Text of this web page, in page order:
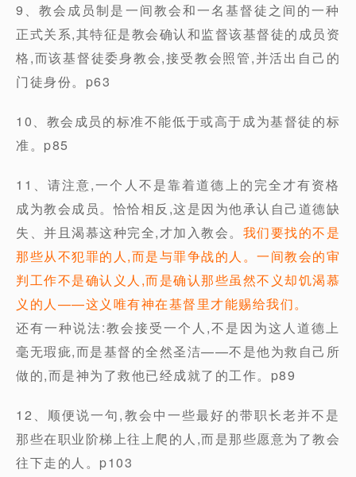
9、教会成员制是一间教会和一名基督徒之间的一种
正式关系,其特征是教会确认和监督该基督徒的成员资
格,而该基督徒委身教会,接受教会照管,并活出自己的
门徒身份。p63
10、教会成员的标准不能低于或高于成为基督徒的标
准。p85
11、请注意,一个人不是靠着道德上的完全才有资格
成为教会成员。恰恰相反,这是因为他承认自己道德缺
失、并且渴慕这种完全,才加入教会。 我们要找的不是
那些从不犯罪的人,而是与罪争战的人。一间教会的审
判工作不是确认义人,而是确认那些虽然不义却饥渴慕
义的人——这义唯有神在基督里才能赐给我们。
还有一种说法:教会接受一个人,不是因为这人道德上
毫无瑕疵,而是基督的全然圣洁——不是他为救自己所
做的,而是神为了救他已经成就了的工作。p89
12、顺便说一句,教会中一些最好的带职长老并不是
那些在职业阶梯上往上爬的人,而是那些愿意为了教会
往下走的人。p103